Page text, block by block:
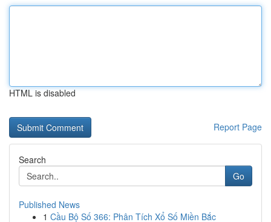
HTML is disabled
Report Page
Search
Go
Published News
1 Cầu Bộ Số 366: Phân Tích Xổ Số Miền Bắc